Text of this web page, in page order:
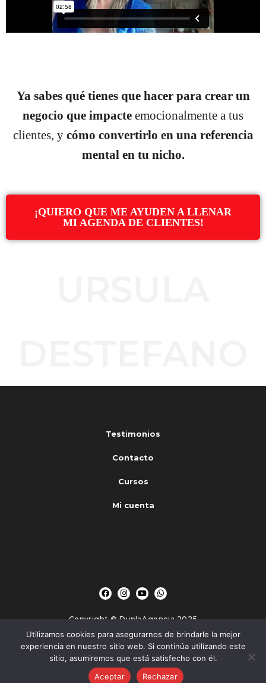
Ya sabes qué tienes que hacer para crear un
negocio que impacte emocionalmente a tus
clientes, y cómo convertirlo en una referencia
mental en tu nicho.
¡QUIERO QUE ME AYUDEN A LLENAR
MI AGENDA DE CLIENTES!
Testimonios
Contacto
Cursos
Mi cuenta
Copyright © DuplaAgencia 2025
Políticas de privacidad - Avisos Legales-Política de Cookies -
Términos y condiciones
Utilizamos cookies para asegurarnos de brindarle la mejor
experiencia en nuestro sitio web. Si continúa utilizando este
sitio, asumiremos que está satisfecho con él.
Aceptar
Rechazar